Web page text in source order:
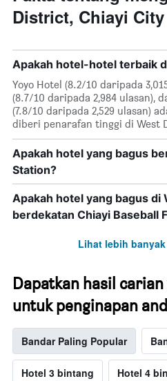
District, Chiayi City
Apakah hotel-hotel terbaik
Yoyo Hotel (8.2/10 daripada
(8.7/10 daripada 2,984 ulasan),
(7.8/10 daripada 2,529 ulasan)
diberi penarafan tinggi di West
Apakah hotel yang bagus
Station?
Apakah hotel yang bagus di
berdekatan Chiayi Baseball
Lihat lebih
Dapatkan hasil
untuk penginapan
Bandar Paling Popular
Hotel 3 bintang Hotel 4